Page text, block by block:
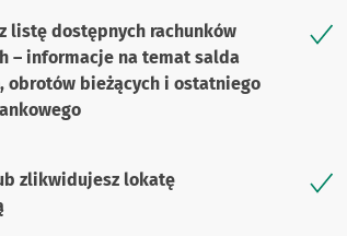
listę dostępnych rachunków
– informacje na temat salda
obrotów bieżących i ostatniego
zlikwidujesz lokatę